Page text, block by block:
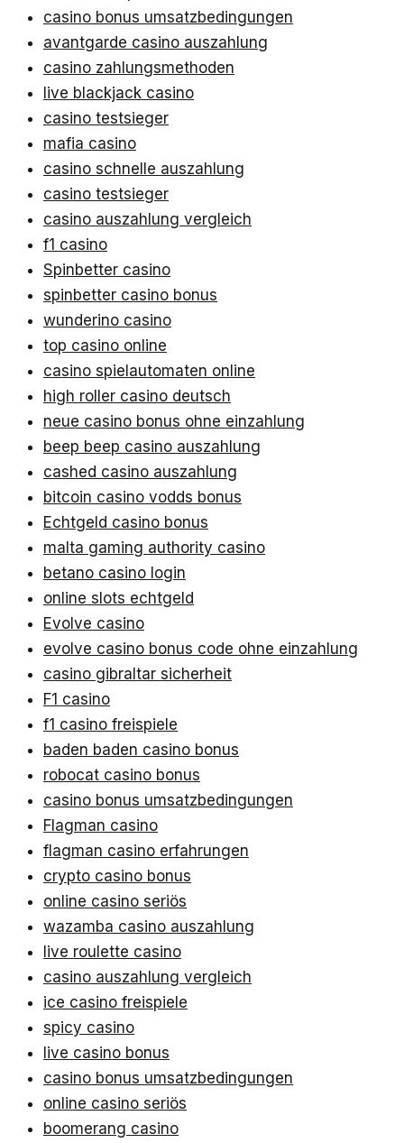
casino bonus umsatzbedingungen
avantgarde casino auszahlung
casino zahlungsmethoden
live blackjack casino
casino testsieger
mafia casino
casino schnelle auszahlung
casino testsieger
casino auszahlung vergleich
f1 casino
Spinbetter casino
spinbetter casino bonus
wunderino casino
top casino online
casino spielautomaten online
high roller casino deutsch
neue casino bonus ohne einzahlung
beep beep casino auszahlung
cashed casino auszahlung
bitcoin casino vodds bonus
Echtgeld casino bonus
malta gaming authority casino
betano casino login
online slots echtgeld
Evolve casino
evolve casino bonus code ohne einzahlung
casino gibraltar sicherheit
F1 casino
f1 casino freispiele
baden baden casino bonus
robocat casino bonus
casino bonus umsatzbedingungen
Flagman casino
flagman casino erfahrungen
crypto casino bonus
online casino seriös
wazamba casino auszahlung
live roulette casino
casino auszahlung vergleich
ice casino freispiele
spicy casino
live casino bonus
casino bonus umsatzbedingungen
online casino seriös
boomerang casino